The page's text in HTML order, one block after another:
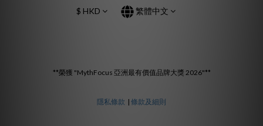
$ HKD 繁體中文
**榮獲 "MythFocus 亞洲最有價值品牌大獎 2026"**
隱私條款 | 條款及細則